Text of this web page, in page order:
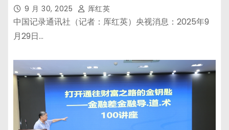
9 月 30, 2025 厍红英
中国记录通讯社（记者：厍红英）央视消息：2025年9
月29日…